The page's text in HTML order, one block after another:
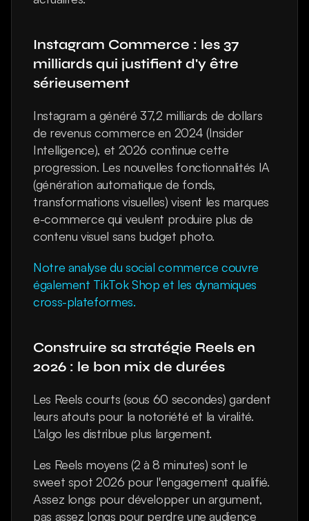
Instagram Commerce : les 37
milliards qui justifient d'y être
sérieusement
Instagram a généré 37,2 milliards de dollars
de revenus commerce en 2024 (Insider
Intelligence), et 2026 continue cette
progression. Les nouvelles fonctionnalités IA
(génération automatique de fonds,
transformations visuelles) visent les marques
e-commerce qui veulent produire plus de
contenu visuel sans budget photo.
Notre analyse du social commerce couvre
également TikTok Shop et les dynamiques
cross-plateformes.
Construire sa stratégie Reels en
2026 : le bon mix de durées
Les Reels courts (sous 60 secondes) gardent
leurs atouts pour la notoriété et la viralité.
L'algo les distribue plus largement.
Les Reels moyens (2 à 8 minutes) sont le
sweet spot 2026 pour l'engagement qualifié.
Assez longs pour développer un argument,
pas assez longs pour perdre une audience